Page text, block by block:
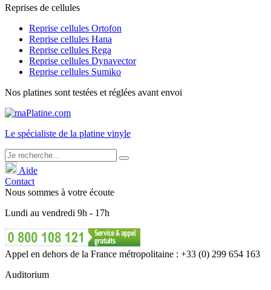
Reprises de cellules
Reprise cellules Ortofon
Reprise cellules Hana
Reprise cellules Rega
Reprise cellules Dynavector
Reprise cellules Sumiko
Nos platines sont testées et réglées avant envoi
Le spécialiste de la platine vinyle
Aide
Contact
Nous sommes à votre écoute
Lundi au vendredi 9h - 17h
Appel en dehors de la France métropolitaine : +33 (0) 299 654 163
Auditorium